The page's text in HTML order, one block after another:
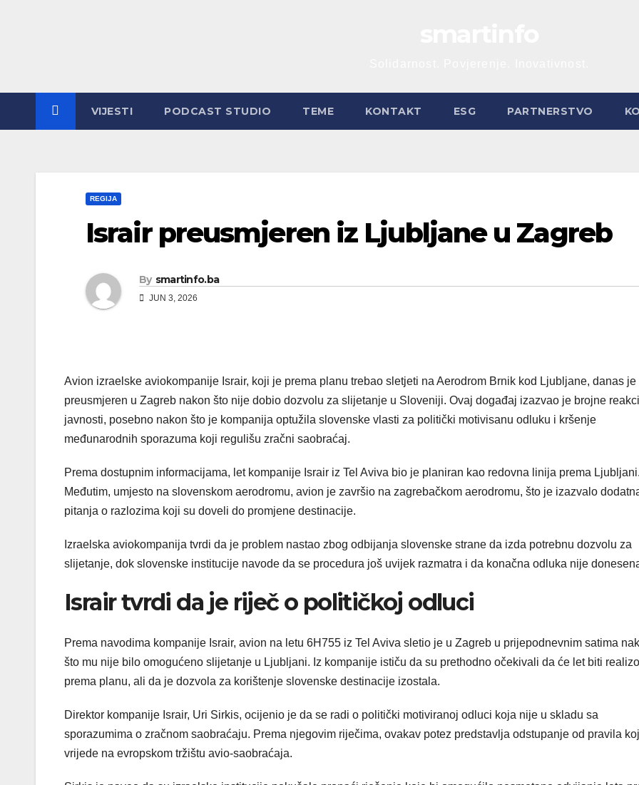
VIJESTI PODCAST STUDIO TEME KONTAKT ESG PARTNERSTVO
REGIJA
Israir preusmjeren iz Ljubljane u Zagreb
By smartinfo.ba
JUN 3, 2026
Avion izraelske aviokompanije Israir, koji je prema planu trebao sletjeti na Aerodrom Brnik kod Ljubljane, danas je
preusmjeren u Zagreb nakon što nije dobio dozvolu za slijetanje u Sloveniji. Ovaj događaj izazvao je brojne
javnosti, posebno nakon što je kompanija optužila slovenske vlasti za politički motivisanu odluku i kršenje
međunarodnih sporazuma koji regulišu zračni saobraćaj.
Prema dostupnim informacijama, let kompanije Israir iz Tel Aviva bio je planiran kao redovna linija prema Ljubljani.
Međutim, umjesto na slovenskom aerodromu, avion je završio na zagrebačkom aerodromu, što je izazvalo
pitanja o razlozima koji su doveli do promjene destinacije.
Izraelska aviokompanija tvrdi da je problem nastao zbog odbijanja slovenske strane da izda potrebnu dozvolu za
slijetanje, dok slovenske institucije navode da se procedura još uvijek razmatra i da konačna odluka nije
Israir tvrdi da je riječ o političkoj odluci
Prema navodima kompanije Israir, avion na letu 6H755 iz Tel Aviva sletio je u Zagreb u prijepodnevnim satima
što mu nije bilo omogućeno slijetanje u Ljubljani. Iz kompanije ističu da su prethodno očekivali da će let biti
prema planu, ali da je dozvola za korištenje slovenske destinacije izostala.
Direktor kompanije Israir, Uri Sirkis, ocijenio je da se radi o politički motiviranoj odluci koja nije u skladu sa
sporazumima o zračnom saobraćaju. Prema njegovim riječima, ovakav potez predstavlja odstupanje od pravila
vrijede na evropskom tržištu avio-saobraćaja.